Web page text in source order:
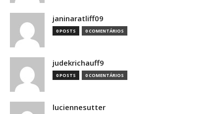
janinaratliff09
0 POSTS 0 COMENTÁRIOS
judekrichauff9
0 POSTS 0 COMENTÁRIOS
luciennesutter